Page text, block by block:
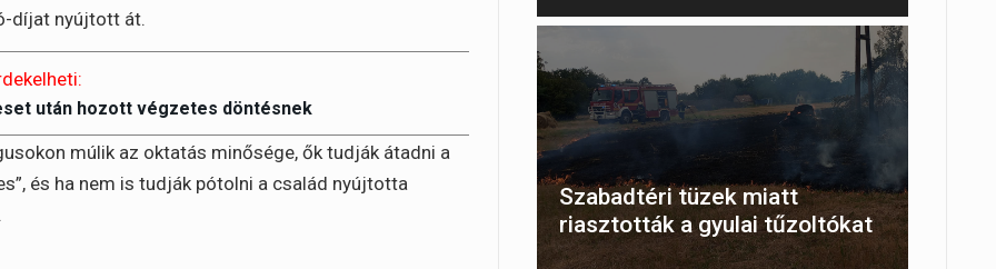
díjat nyújtott át.
után hozott végzetes döntésnek
múlik az oktatás minősége, ők tudják átadni a
és ha nem is tudják pótolni a család nyújtotta
Szabadtéri tüzek miatt
riasztották a gyulai tűzoltókat